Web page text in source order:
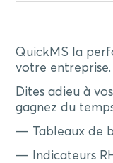
QuickMS la
votre entreprise.
Dites adieu à
gagnez du
— Tableaux de
— Indicateurs